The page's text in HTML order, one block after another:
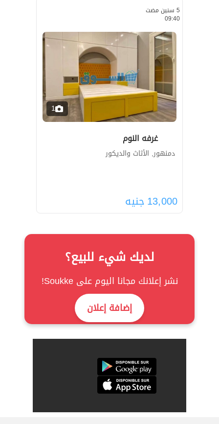
5 سنين مضت
09:40
1
غرفه النوم
دمنهور, الأثاث والديكور
13,000جنيه
لديك شيء للبيع؟
نشر إعلانك مجانا اليوم على Soukke!
إضافة إعلان